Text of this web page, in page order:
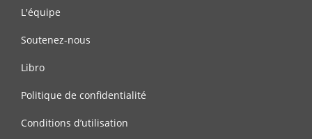
L'équipe
Soutenez-nous
Libro
Politique de confidentialité
Conditions d’utilisation